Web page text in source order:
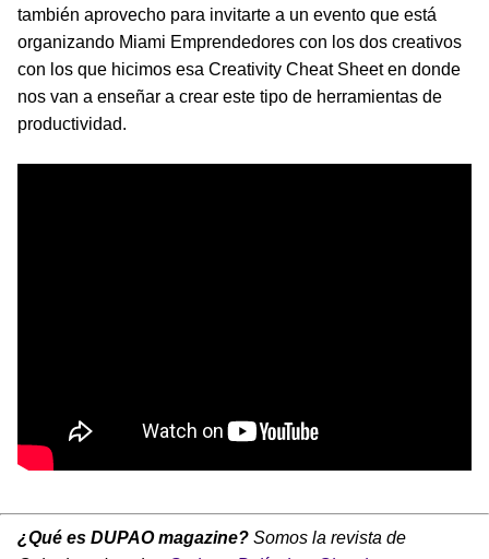
también aprovecho para invitarte a un evento que está
organizando Miami Emprendedores con los dos creativos
con los que hicimos esa Creativity Cheat Sheet en donde
nos van a enseñar a crear este tipo de herramientas de
productividad.
¿Qué es DUPAO magazine? Somos la revista de